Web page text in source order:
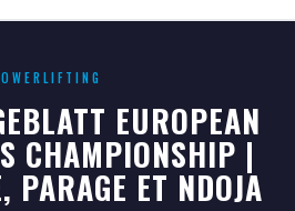
EUROPEAN
CHAMPIONSHIP |
PARAGE ET NDOJA